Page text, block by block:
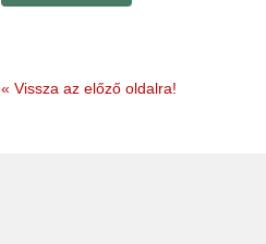
« Vissza az előző oldalra!